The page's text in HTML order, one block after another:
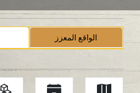
الواقع المعزز